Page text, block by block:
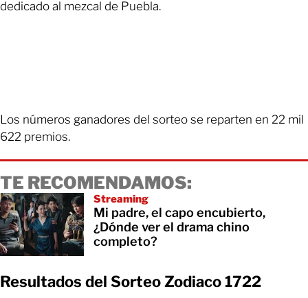
dedicado al mezcal de Puebla.
Los números ganadores del sorteo se reparten en 22 mil
622 premios.
TE RECOMENDAMOS:
Streaming
Mi padre, el capo encubierto,
¿Dónde ver el drama chino
completo?
Resultados del Sorteo Zodiaco 1722